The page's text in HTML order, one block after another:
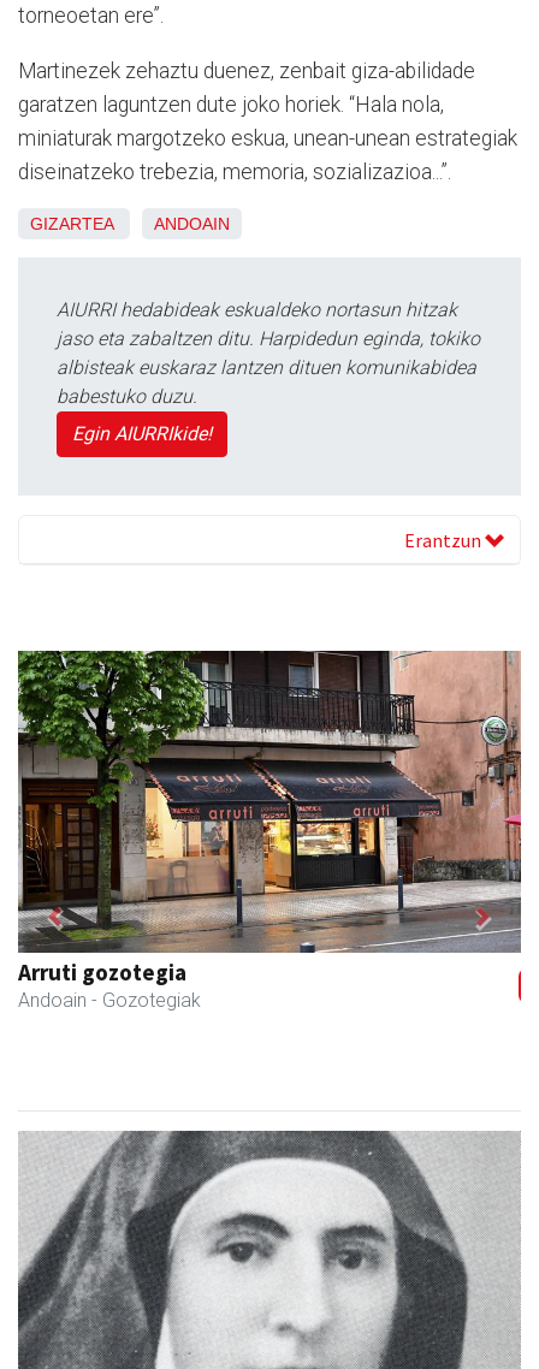
torneoetan ere”.
Martinezek zehaztu duenez, zenbait giza-abilidade
garatzen laguntzen dute joko horiek. “Hala nola,
miniaturak margotzeko eskua, unean-unean estrategiak
diseinatzeko trebezia, memoria, sozializazioa...”.
GIZARTEA ANDOAIN
AIURRI hedabideak eskualdeko nortasun hitzak
jaso eta zabaltzen ditu. Harpidedun eginda, tokiko
albisteak euskaraz lantzen dituen komunikabidea
babestuko duzu.
Egin AIURRIkide!
Erantzun
Arruti gozotegia
Andoain - Gozotegiak
Previous Next